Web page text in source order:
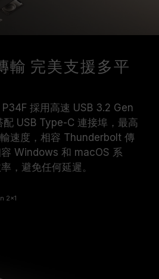
輸 完美支援多平
P34F 採用高速 USB 3.2 Gen
USB Type-C 連接埠，最高
速度，相容 Thunderbolt 傳
Windows 和 macOS 系
，避免任何延遲。
2x1